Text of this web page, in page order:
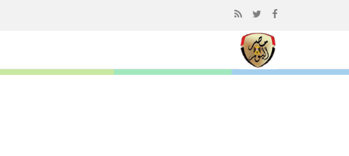
المحتوى